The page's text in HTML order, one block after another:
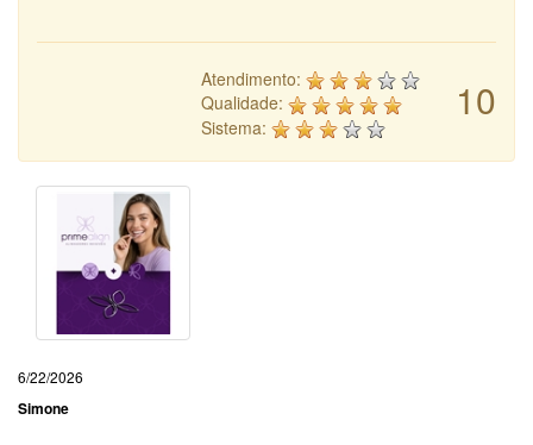
10
Atendimento:
Qualidade:
Sistema:
6/22/2026
Simone